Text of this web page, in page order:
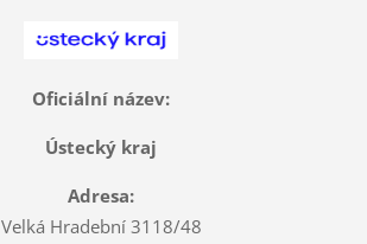
Oficiální název:
Ústecký kraj
Adresa:
Velká Hradební 3118/48